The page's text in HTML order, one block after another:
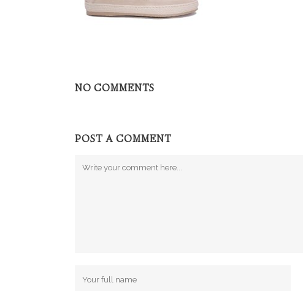
NO COMMENTS
POST A COMMENT